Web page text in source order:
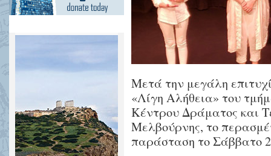
Mετά την μεγάλη
«Λίγη Αλήθεια» του
Κέντρου Δράματος και
Μελβούρνης, το
παράσταση το Σάββατο